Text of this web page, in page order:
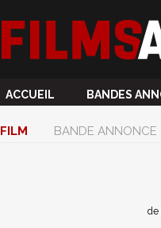
ACCUEIL BANDES
FILM BANDE ANNONCE
de